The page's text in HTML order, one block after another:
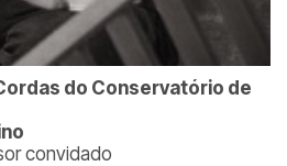
do Conservatório de
convidado